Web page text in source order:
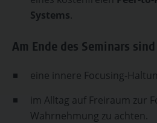
Systems.
Am Ende des Seminars
eine innere Focusing-
im Alltag auf Freiraum zur
Wahrnehmung zu achten.